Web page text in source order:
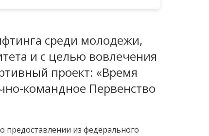
среди молодежи,
и с целью вовлечения
проект: «Время
командное Первенство
предоставлении из федерального